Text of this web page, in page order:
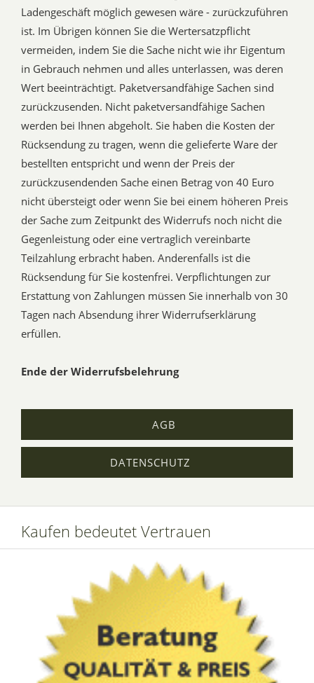
Ladengeschäft möglich gewesen wäre - zurückzuführen
ist. Im Übrigen können Sie die Wertersatzpflicht
vermeiden, indem Sie die Sache nicht wie ihr Eigentum
in Gebrauch nehmen und alles unterlassen, was deren
Wert beeinträchtigt. Paketversandfähige Sachen sind
zurückzusenden. Nicht paketversandfähige Sachen
werden bei Ihnen abgeholt. Sie haben die Kosten der
Rücksendung zu tragen, wenn die gelieferte Ware der
bestellten entspricht und wenn der Preis der
zurückzusendenden Sache einen Betrag von 40 Euro
nicht übersteigt oder wenn Sie bei einem höheren Preis
der Sache zum Zeitpunkt des Widerrufs noch nicht die
Gegenleistung oder eine vertraglich vereinbarte
Teilzahlung erbracht haben. Anderenfalls ist die
Rücksendung für Sie kostenfrei. Verpflichtungen zur
Erstattung von Zahlungen müssen Sie innerhalb von 30
Tagen nach Absendung ihrer Widerrufserklärung
erfüllen.
Ende der Widerrufsbelehrung
AGB
DATENSCHUTZ
Kaufen bedeutet Vertrauen